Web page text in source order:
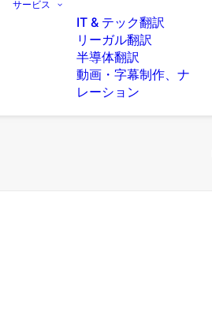
サービス
IT & テック翻訳
リーガル翻訳
半導体翻訳
動画・字幕制作、ナ
レーション